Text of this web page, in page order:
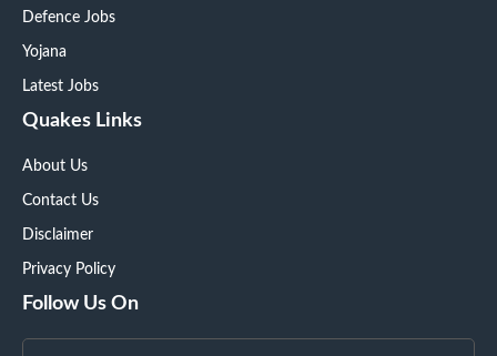
Defence Jobs
Yojana
Latest Jobs
Quakes Links
About Us
Contact Us
Disclaimer
Privacy Policy
Follow Us On